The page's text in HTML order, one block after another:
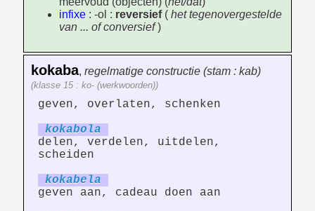
infixe : -ol : reversief( het tegenovergestelde
van ... of conversief)
kokaba, regelmatige constructie (stam : kab)
(klasse 15 : ko- (werkwoorden))
geven, overlaten, schenken
kokabola
delen, verdelen, uitdelen,
scheiden
kokabela
geven aan, cadeau doen aan